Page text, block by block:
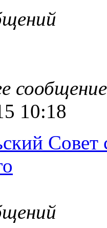
сообщение
10:18
Совет